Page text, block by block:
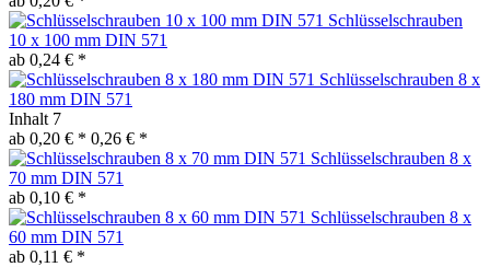
Schlüsselschrauben
10 x 100 mm DIN 571
ab 0,24 € *
Schlüsselschrauben 8 x
180 mm DIN 571
Inhalt 7
ab 0,20 € * 0,26 € *
Schlüsselschrauben 8 x
70 mm DIN 571
ab 0,10 € *
Schlüsselschrauben 8 x
60 mm DIN 571
ab 0,11 € *